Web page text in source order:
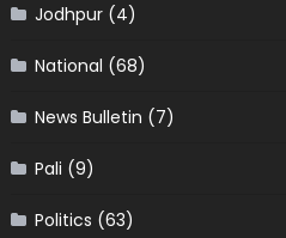
Jodhpur(4)
National (68)
News Bulletin (7)
Pali (9)
Politics (63)